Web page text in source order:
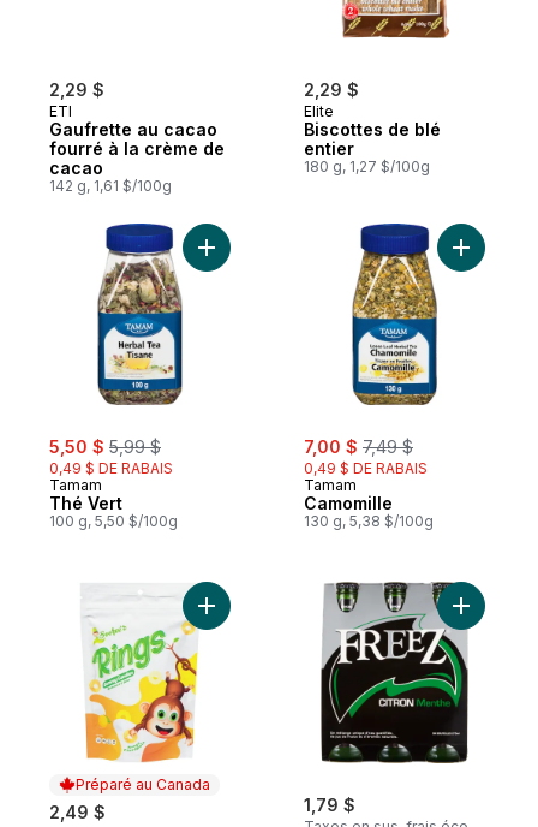
2,29 $
ETI
Gaufrette au cacao
fourré à la crème de
cacao
142 g, 1,61 $/100g
2,29 $
Elite
Biscottes de blé
entier
180 g, 1,27 $/100g
sale:
5,50 $ , formerly:
5,99 $
0,49 $ DE RABAIS
Tamam
Thé Vert
100 g, 5,50 $/100g
Ajouter Thé Vert au panier
sale:
7,00 $ , formerly:
7,49 $
0,49 $ DE RABAIS
Tamam
Camomille
130 g, 5,38 $/100g
Ajouter
Préparé au Canada
2,49 $
Ajouter Bonbons à la gelée au panier
1,79 $
Ajouter